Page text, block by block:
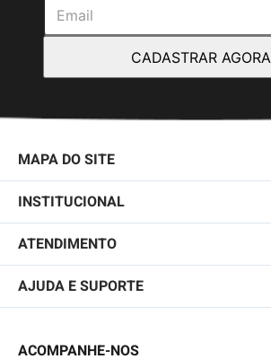
CADASTRAR AGORA
MAPA DO SITE
NOVIDADES
MASCULINO
KIDS
FEMININO
ACESSÓRIOS
INSTITUCIONAL
SOBRE NÓS
TROCAS E DEVOLUÇÕES
POLÍTICA DE ENTREGA
POLÍTICA DE PRIVACIDADE
ATENDIMENTO
(11)2010-1028
FALE CONOSCO
AJUDA E SUPORTE
ACOMPANHE-NOS